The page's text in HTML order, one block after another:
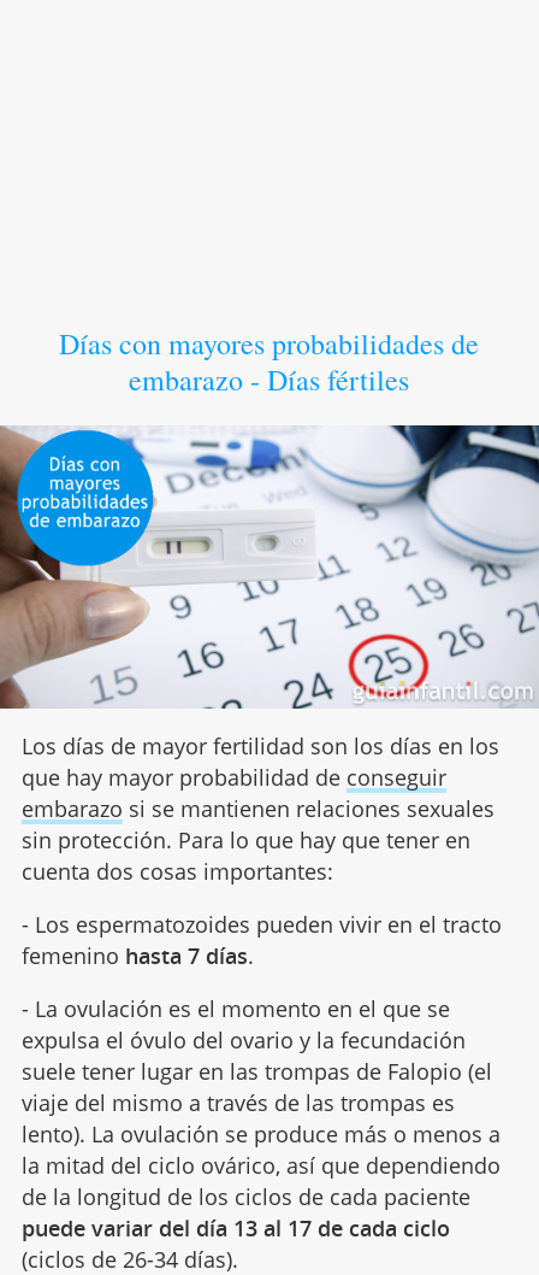
Días con mayores probabilidades de
embarazo - Días fértiles
Los días de mayor fertilidad son los días en los
que hay mayor probabilidad de conseguir
embarazo si se mantienen relaciones sexuales
sin protección. Para lo que hay que tener en
cuenta dos cosas importantes:
- Los espermatozoides pueden vivir en el tracto
femenino hasta 7 días.
- La ovulación es el momento en el que se
expulsa el óvulo del ovario y la fecundación
suele tener lugar en las trompas de Falopio (el
viaje del mismo a través de las trompas es
lento). La ovulación se produce más o menos a
la mitad del ciclo ovárico, así que dependiendo
de la longitud de los ciclos de cada paciente
puede variar del día 13 al 17 de cada ciclo
(ciclos de 26-34 días).